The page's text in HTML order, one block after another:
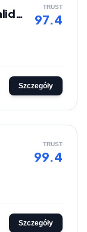
Opony do wózków inwalidzkich | Sklep internetowy SklepBezBarier TRUST
97.4
Szczegóły
TRUST
99.4
Szczegóły